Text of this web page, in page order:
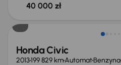
40 000 zł
Honda Civic
2013199 829 kmAutomatBenzyna